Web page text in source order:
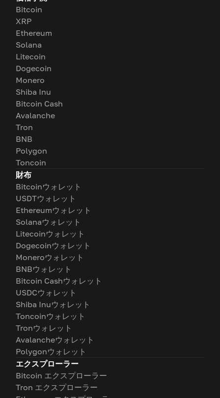
Bitcoin
XRP
Ethereum
Solana
Litecoin
Dogecoin
Monero
Shiba Inu
Bitcoin Cash
Avalanche
Tron
BNB
Polygon
Toncoin
財布
Bitcoinウォレット
USDTウォレット
Ethereumウォレット
Solanaウォレット
Litecoinウォレット
Dogecoinウォレット
Moneroウォレット
BNBウォレット
Bitcoin Cashウォレット
USDCウォレット
Shiba Inuウォレット
Toncoinウォレット
Tronウォレット
Avalancheウォレット
Polygonウォレット
エクスプローラー
Bitcoin エクスプローラー
Tron エクスプローラー